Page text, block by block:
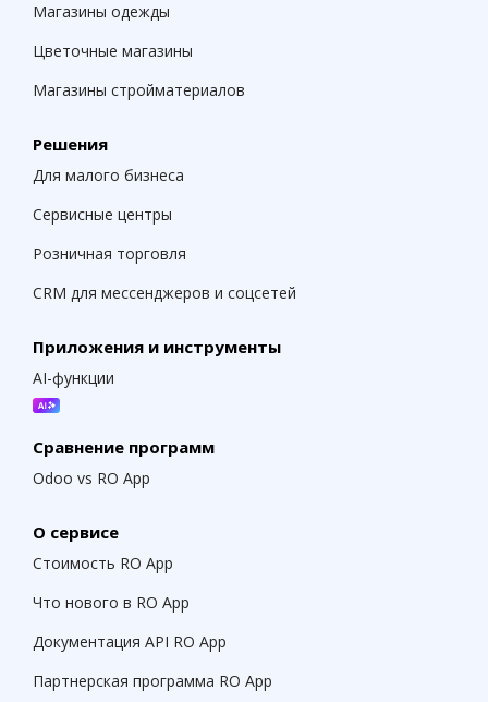
Магазины одежды
Цветочные магазины
Магазины стройматериалов
Решения
Для малого бизнеса
Сервисные центры
Розничная торговля
CRM для мессенджеров и соцсетей
Приложения и инструменты
AI-функции
Сравнение программ
Odoo vs RO App
О сервисе
Стоимость RO App
Что нового в RO App
Документация API RO App
Партнерская программа RO App